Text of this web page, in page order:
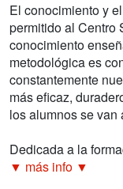
El conocimiento y
permitido al Centro
conocimiento
metodológica es
constantemente
más eficaz,
los alumnos se van
Dedicada a la
▼ más info ▼